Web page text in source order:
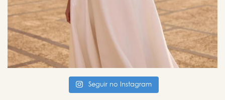
Seguir no Instagram